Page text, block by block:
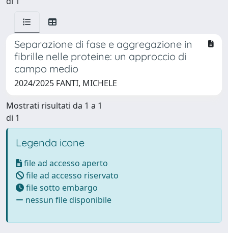
Separazione di fase e aggregazione in
fibrille nelle proteine: un approccio di
campo medio
2024/2025 FANTI, MICHELE
Mostrati risultati da 1 a 1
di 1
Legenda icone
file ad accesso aperto
file ad accesso riservato
file sotto embargo
nessun file disponibile